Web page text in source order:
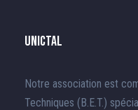
UnICTAL
Notre association est
Techniques (B.E.T.)